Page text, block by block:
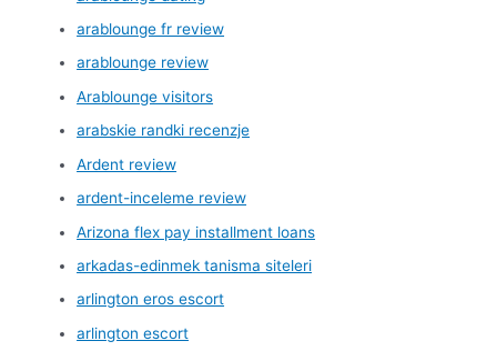
arablounge fr review
arablounge review
Arablounge visitors
arabskie randki recenzje
Ardent review
ardent-inceleme review
Arizona flex pay installment loans
arkadas-edinmek tanisma siteleri
arlington eros escort
arlington escort